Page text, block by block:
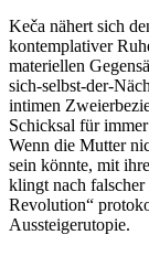
Keča nähert sich
kontemplativer
materiellen
sich-selbst-der-
intimen
Schicksal für
Wenn die Mutter
sein könnte, mit
klingt nach
Revolution“
Aussteigerutopie.